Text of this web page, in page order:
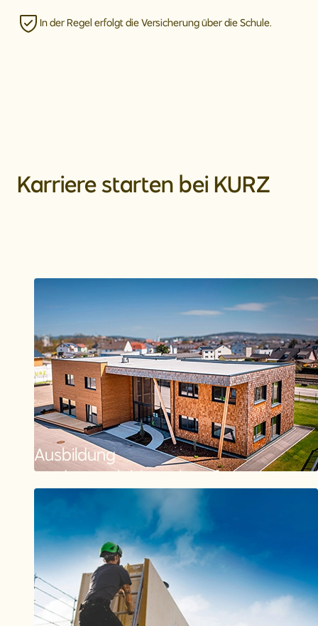
In der Regel erfolgt die Versicherung über die Schule.
Karriere starten bei KURZ
Ausbildung
Zu den Ausbildungsberufen